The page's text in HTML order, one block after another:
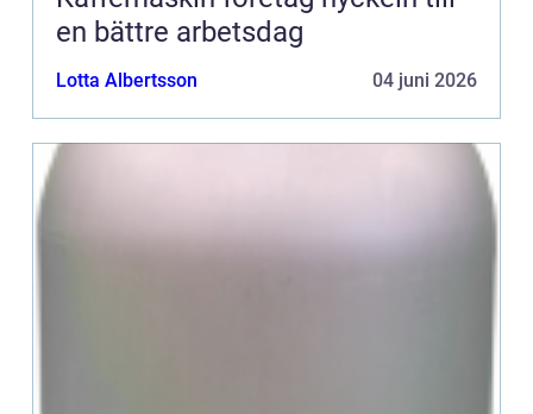
en bättre arbetsdag
Lotta Albertsson 04 juni 2026